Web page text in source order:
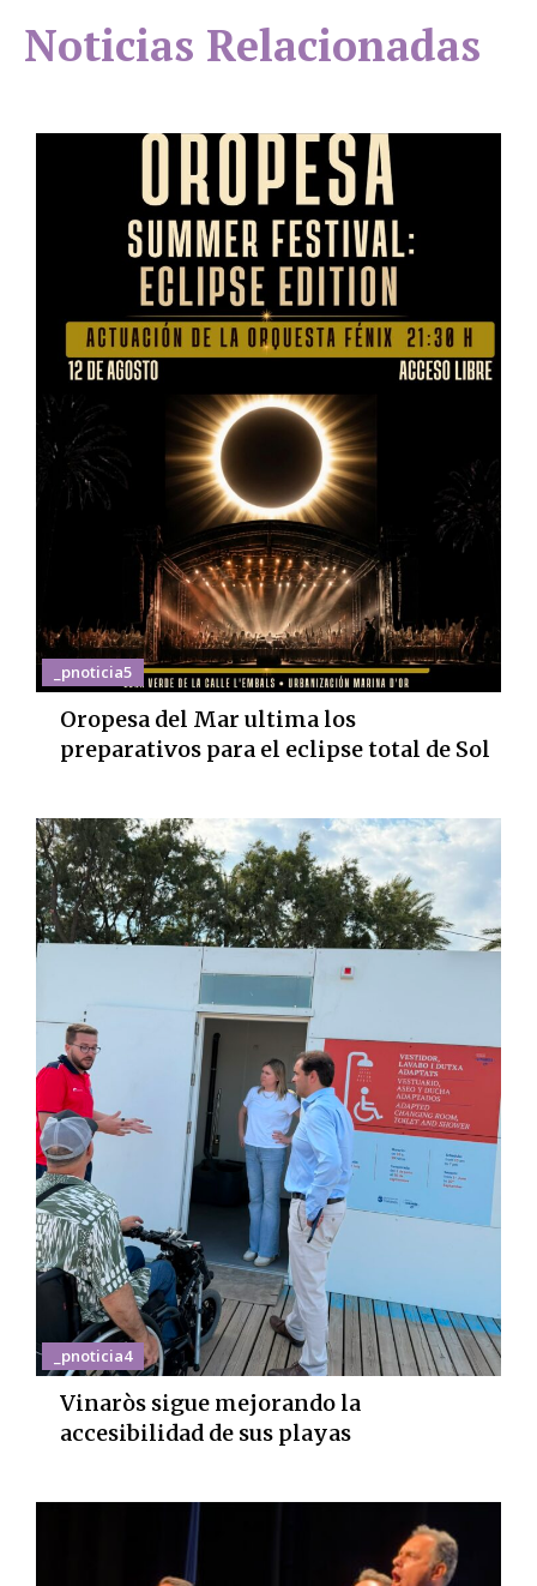
Noticias Relacionadas
_pnoticia5
Oropesa del Mar ultima los
preparativos para el eclipse total de Sol
_pnoticia4
Vinaròs sigue mejorando la
accesibilidad de sus playas